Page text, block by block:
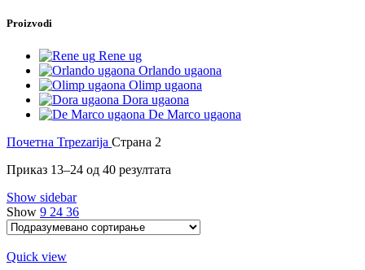
Proizvodi
Rene ug
Orlando ugaona
Olimp ugaona
Dora ugaona
De Marco ugaona
Почетна Trpezarija Страна 2
Приказ 13–24 од 40 резултата
Show sidebar
Show 9 24 36
Quick view